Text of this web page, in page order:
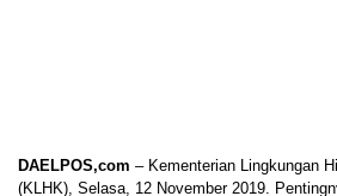
DAELPOS,com – Kementerian Lingkungan
(KLHK), Selasa, 12 November 2019.